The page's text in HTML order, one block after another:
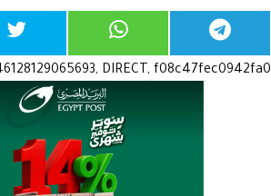
DIRECT, f08c47fec0942fa0